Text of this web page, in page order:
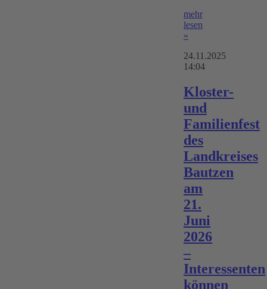
mehr
lesen
»
24.11.2025
14:04
Kloster-
und
Familienfest
des
Landkreises
Bautzen
am
21.
Juni
2026
–
Interessenten
können